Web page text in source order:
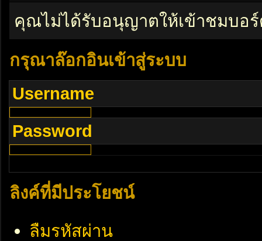
คุณไม่ได้รับอนุญาตให้เข้าชมบอ
กรุณาล๊อกอินเข้าสู่ระบบ
Username
Password
ลิงค์ที่มีประโยชน์
ลืมรหัสผ่าน